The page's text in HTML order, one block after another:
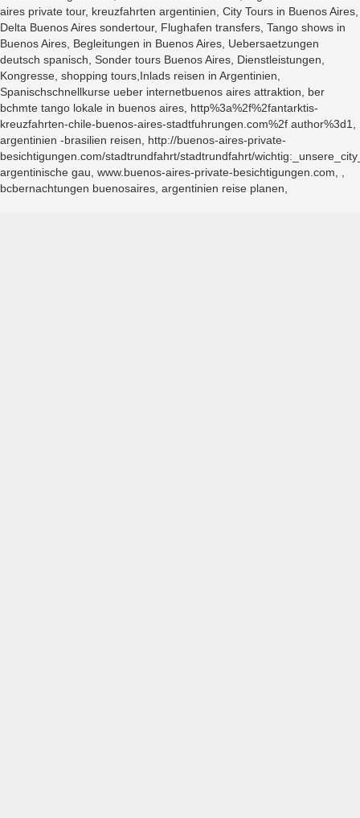
aires private tour, kreuzfahrten argentinien, City Tours in Buenos Aires,
Delta Buenos Aires sondertour, Flughafen transfers, Tango shows in
Buenos Aires, Begleitungen in Buenos Aires, Uebersaetzungen
deutsch spanisch, Sonder tours Buenos Aires, Dienstleistungen,
Kongresse, shopping tours,Inlads reisen in Argentinien,
Spanischschnellkurse ueber internetbuenos aires attraktion, ber
bchmte tango lokale in buenos aires, http%3a%2f%2fantarktis-
kreuzfahrten-chile-buenos-aires-stadtfuhrungen.com%2f author%3d1,
argentinien -brasilien reisen, http://buenos-aires-private-
besichtigungen.com/stadtrundfahrt/stadtrundfahrt/
argentinische gau, www.buenos-aires-private-besichtigungen.com, ,
bcbernachtungen buenosaires, argentinien reise planen,